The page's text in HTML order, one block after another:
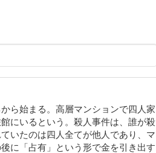
ら始まる。高層マンションで四人家
にいるという。殺人事件は、誰が殺
いたのは四人全てが他人であり、マ
に「占有」という形で金を引き出す